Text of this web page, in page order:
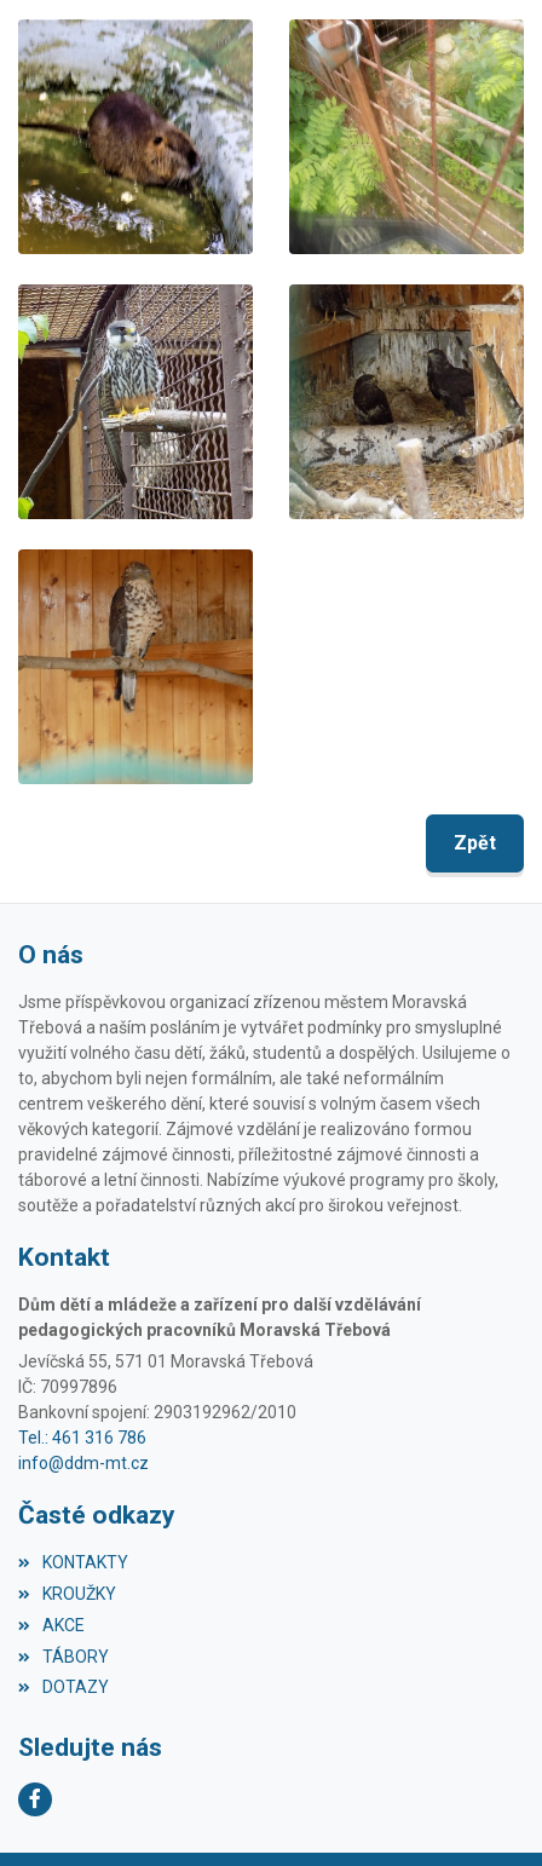
Zpět
O nás
Jsme příspěvkovou organizací zřízenou městem Moravská
Třebová a naším posláním je vytvářet podmínky pro smysluplné
využití volného času dětí, žáků, studentů a dospělých. Usilujeme o
to, abychom byli nejen formálním, ale také neformálním
centrem veškerého dění, které souvisí s volným časem všech
věkových kategorií. Zájmové vzdělání je realizováno formou
pravidelné zájmové činnosti, příležitostné zájmové činnosti a
táborové a letní činnosti. Nabízíme výukové programy pro školy,
soutěže a pořadatelství různých akcí pro širokou veřejnost.
Kontakt
Dům dětí a mládeže a zařízení pro další vzdělávání
pedagogických pracovníků Moravská Třebová
Jevíčská 55, 571 01 Moravská Třebová
IČ: 70997896
Bankovní spojení: 2903192962/2010
Tel.: 461 316 786
info@ddm-mt.cz
Časté odkazy
KONTAKTY
KROUŽKY
AKCE
TÁBORY
DOTAZY
Sledujte nás